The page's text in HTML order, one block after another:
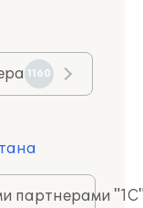
1160
партнерами